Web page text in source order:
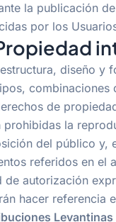
la publicación
por los
diseño y
combinaciones
de
prohibidas la
del público y,
referidos en el
de autorización
hacer referencia
Levantinas